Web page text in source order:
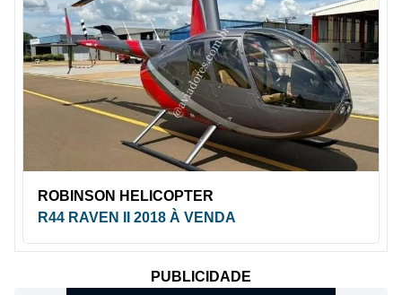
ROBINSON HELICOPTER
R44 RAVEN II 2018 À VENDA
PUBLICIDADE